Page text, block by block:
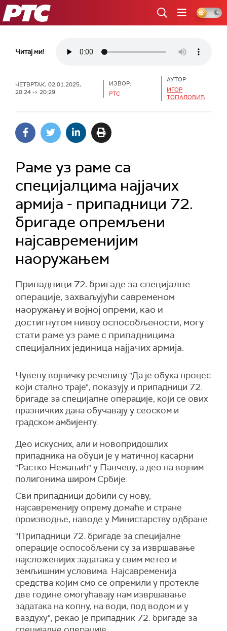
РТС
Читај ми!
ЧЕТВРТАК, 02.01.2025,
20:24 -> 20:29
ИЗВОР:
РТС
АУТОР:
ИГОР
ТОПАЛОВИЋ
Раме уз раме са
специјалцима најјачих
армија - припадници 72.
бригаде опремљени
најсавременијим
наоружањем
Припадници 72. бригаде за специјалне
операције, захваљујући савременом
наоружању и војној опреми, као и
достигнутом нивоу оспособљености, могу
стати раме уз раме с припадницима
специјалних јединица најјачих армија.
Чувену војничку реченицу "Да је обука процес
који стално траје", показују и припадници 72.
бригаде за специјалне операције, који се ових
празничких дана обучавају у сеоском и
градском амбијенту.
Део искусних, али и новопридошлих
припадника на обуци је у матичној касарни
"Растко Немањић" у Панчеву, а део на војним
полигонима широм Србије.
Сви припадници добили су нову,
најсавременију опрему домаће и стране
производње, наводе у Министарству одбране.
"Припадници 72. бригаде за специјалне
операције оспособљени су за извршавање
најсложенијих задатака у свим метео и
земљишним условима. Најсавременија
средства којим смо се опремили у протекле
две године омогућавају нам извршавање
задатака на копну, на води, под водом и у
ваздуху", рекао је припадник 72. бригаде за